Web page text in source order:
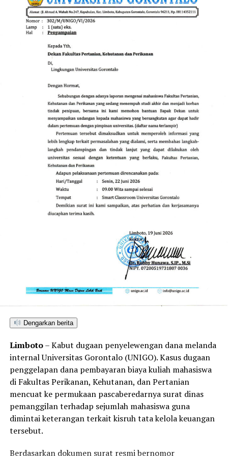
final.
“Sebaiknya tunggu saja prosesnya hingga tuntas. Nanti
pasti akan ada keterangan rilis resmi dari universitas
setelah seluruh tahapan pemeriksaan diselesaikan secara
menyeluruh,” tambah Robby secara diplomatis.
Sebagaimana diberitakan sebelumnya, isu miring
mengenai dugaan penggelapan dana di lingkungan
FPKP UNIGO pertama kali meledak ke publik
pascaberedarnya surat pemanggilan resmi dari birokrasi
kampus terhadap belasan mahasiswa. Pemanggilan
tersebut ditujukan untuk mencocokkan dokumen
kuitansi manual dengan data digital, menyusul adanya
gelombang laporan keberatan dari para mahasiswa yang
merasa dirugikan oleh pola penataan administrasi
keuangan di fakultas tersebut.
internal di tingkat yayasan maupun universitas
dilaporkan masih berada pada fase pendalaman intensif.
Pihak Universitas Gorontalo sendiri terpantau belum
mengeluarkan diktum keputusan ataupun kesimpulan
hukum apa pun terkait hasil investigasi yang dilakukan
oleh tim pemeriksa.
Dengarkan berita
Limboto– Kabut dugaan penyelewengan dana melanda
internal Universitas Gorontalo (UNIGO). Kasus dugaan
penggelapan dana pembayaran biaya kuliah mahasiswa
di Fakultas Perikanan, Kehutanan, dan Pertanian
mencuat ke permukaan pascaberedarnya surat dinas
pemanggilan terhadap sejumlah mahasiswa guna
dimintai keterangan terkait kisruh tata kelola keuangan
tersebut.
Berdasarkan dokumen surat resmi bernomor